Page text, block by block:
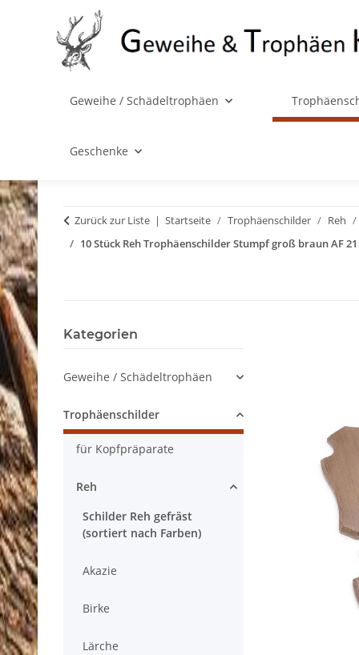
Geweihe / Schädeltrophäen
Geschenke
Zurück zur Liste Startseite Trophäenschilder Reh
10 Stück Reh Trophäenschilder Stumpf groß braun AF 21
Kategorien
Geweihe / Schädeltrophäen
Trophäenschilder
für Kopfpräparate
Reh
Schilder Reh gefräst
(sortiert nach Farben)
Akazie
Birke
Lärche